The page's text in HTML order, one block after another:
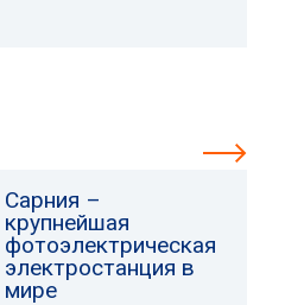
Сарния –
крупнейшая
фотоэлектрическая
электростанция в
мире